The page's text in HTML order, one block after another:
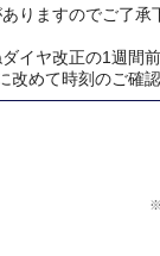
ますのでご了承
イヤ改正の1週間
めて時刻のご確
※